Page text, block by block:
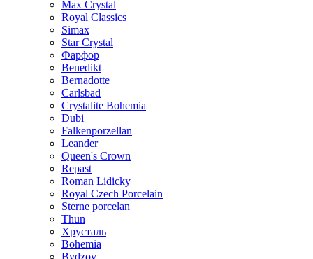
Max Crystal
Royal Classics
Simax
Star Crystal
Фарфор
Benedikt
Bernadotte
Carlsbad
Crystalite Bohemia
Dubi
Falkenporzellan
Leander
Queen's Crown
Repast
Roman Lidicky
Royal Czech Porcelain
Sterne porcelan
Thun
Хрусталь
Bohemia
Bydzov